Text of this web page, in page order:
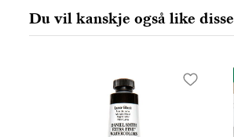
Du vil kanskje også like disse